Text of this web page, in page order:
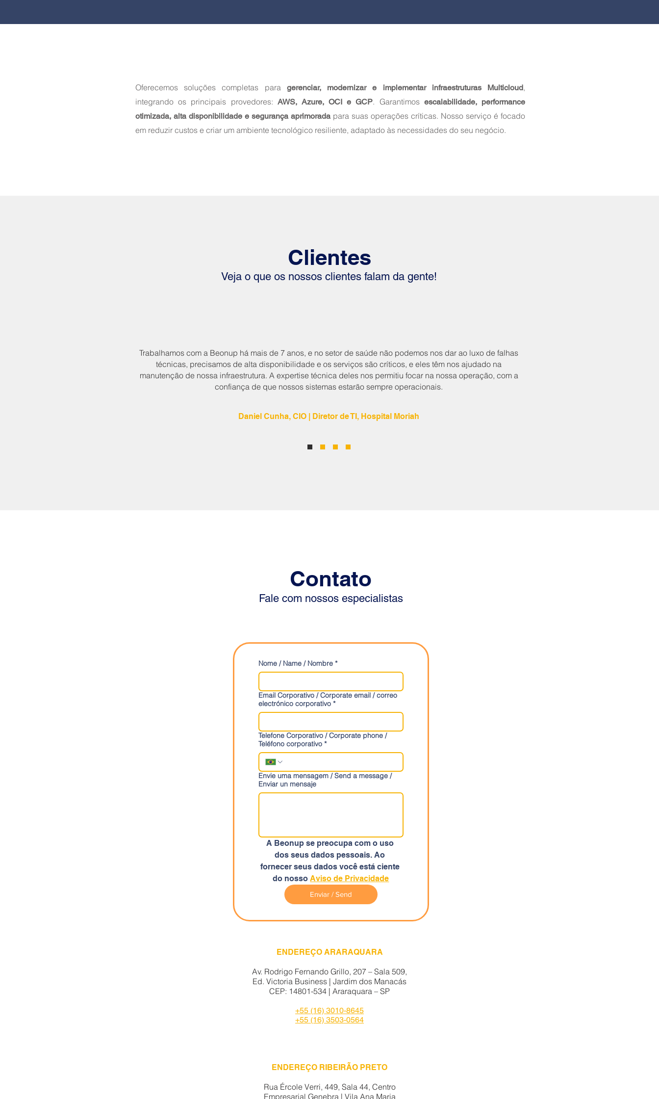
Oferecemos soluções completas para gerenciar, modernizar e implementar infraestruturas Multicloud,
integrando os principais provedores: AWS, Azure, OCI e GCP. Garantimos escalabilidade, performance
otimizada, alta disponibilidade e segurança aprimorada para suas operações críticas. Nosso serviço é focado
em reduzir custos e criar um ambiente tecnológico resiliente, adaptado às necessidades do seu negócio.
Clientes
Veja o que os nossos clientes falam da gente!
Trabalhamos com a Beonup há mais de 7 anos, e no setor de saúde não podemos nos dar ao luxo de falhas
técnicas, precisamos de alta disponibilidade e os serviços são críticos, e eles têm nos ajudado na
manutenção de nossa infraestrutura. A expertise técnica deles nos permitiu focar na nossa operação, com a
confiança de que nossos sistemas estarão sempre operacionais.
Daniel Cunha, CIO | Diretor de TI, Hospital Moriah
Contato
Fale com nossos especialistas
Nome / Name / Nombre *
Email Corporativo / Corporate email / correo
electrónico corporativo *
Telefone Corporativo / Corporate phone /
Teléfono corporativo *
Envie uma mensagem / Send a message /
Enviar un mensaje
A Beonup se preocupa com o uso
dos seus dados pessoais. Ao
fornecer seus dados você está ciente
do nosso Aviso de Privacidade
Enviar / Send
ENDEREÇO ARARAQUARA
Av. Rodrigo Fernando Grillo, 207 – Sala 509​,
Ed. Victoria Business | Jardim dos Manacás
CEP: 14801-534 | Araraquara – SP
+55 (16) 3010-8645
+55 (16) 3503-0564
ENDEREÇO RIBEIRÃO PRETO
Rua Ércole Verri, 449, Sala 44, Centro
Empresarial Genebra | Vila Ana Maria​